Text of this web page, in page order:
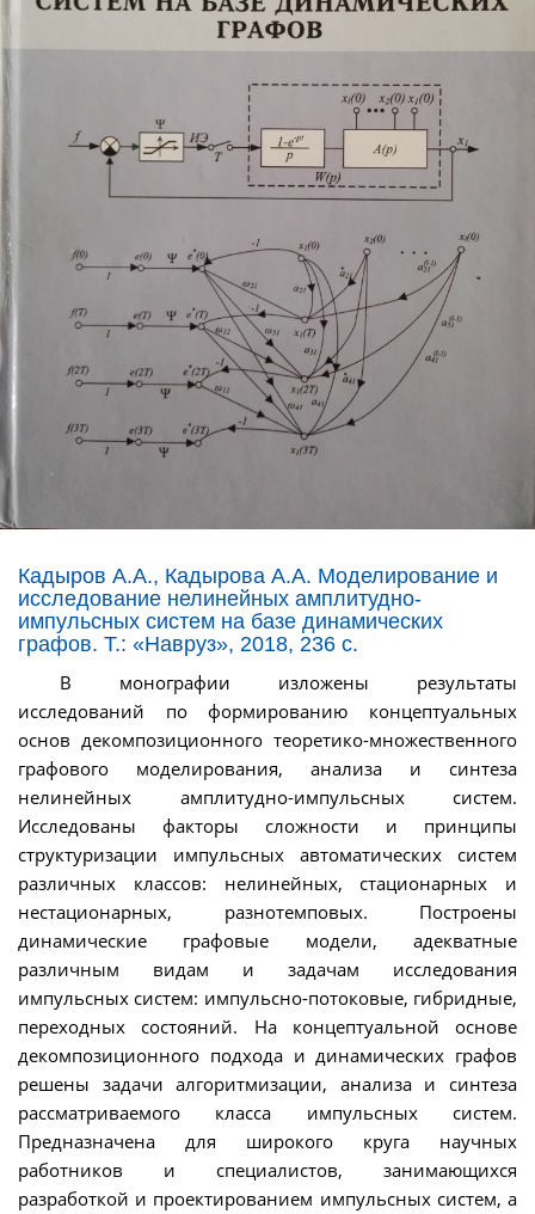
Кадыров А.А., Кадырова А.А. Моделирование и
исследование нелинейных амплитудно-
импульсных систем на базе динамических
графов. Т.: «Навруз», 2018, 236 с.
В монографии изложены результаты
исследований по формированию концептуальных
основ декомпозиционного теоретико-множественного
графового моделирования, анализа и синтеза
нелинейных амплитудно-импульсных систем.
Исследованы факторы сложности и принципы
структуризации импульсных автоматических систем
различных классов: нелинейных, стационарных и
нестационарных, разнотемповых. Построены
динамические графовые модели, адекватные
различным видам и задачам исследования
импульсных систем: импульсно-потоковые, гибридные,
переходных состояний. На концептуальной основе
декомпозиционного подхода и динамических графов
решены задачи алгоритмизации, анализа и синтеза
рассматриваемого класса импульсных систем.
Предназначена для широкого круга научных
работников и специалистов, занимающихся
разработкой и проектированием импульсных систем, а